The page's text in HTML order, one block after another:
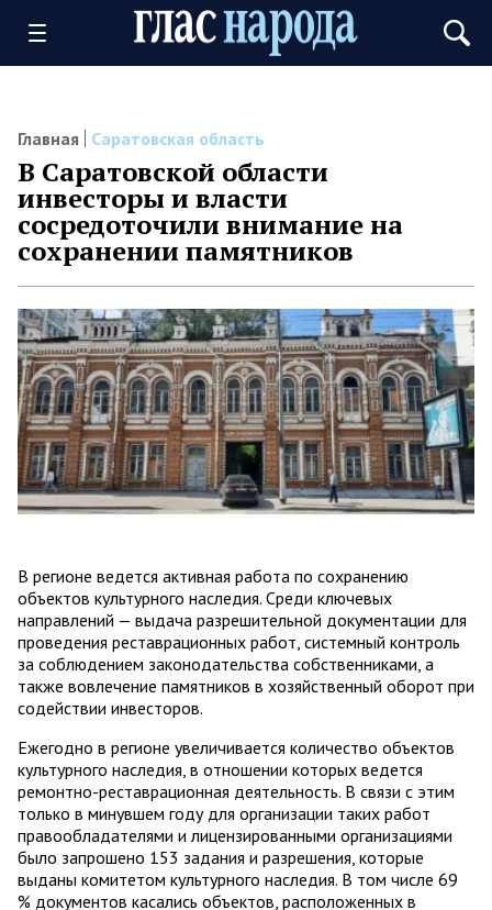
Главная Саратовская область
В Саратовской области
инвесторы и власти
сосредоточили внимание на
сохранении памятников
В регионе ведется активная работа по сохранению
объектов культурного наследия. Среди ключевых
направлений — выдача разрешительной документации для
проведения реставрационных работ, системный контроль
за соблюдением законодательства собственниками, а
также вовлечение памятников в хозяйственный оборот при
содействии инвесторов.
Ежегодно в регионе увеличивается количество объектов
культурного наследия, в отношении которых ведется
ремонтно-реставрационная деятельность. В связи с этим
только в минувшем году для организации таких работ
правообладателями и лицензированными организациями
было запрошено 153 задания и разрешения, которые
выданы комитетом культурного наследия. В том числе 69
% документов касались объектов, расположенных в